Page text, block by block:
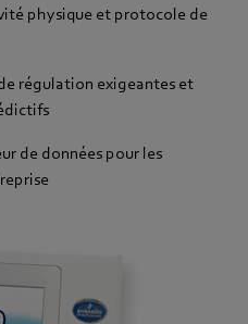
physique et protocole de
régulation exigeantes et
de données pour les